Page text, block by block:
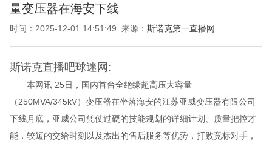
量变压器在海安下线
时间：2025-12-01 14:51:49 来源： 斯诺克第一直播网
斯诺克直播吧球迷网:
本网讯 25日，国内首台全绝缘超高压大容量
（250MVA/345kV）变压器在坐落海安的江苏亚威变压器有限公司
下线月底，亚威公司凭仗过硬的技能规划的详细计划、质量把控才
能，较短的交给时刻以及杰出的售后服务等优势，打败竞标对手，